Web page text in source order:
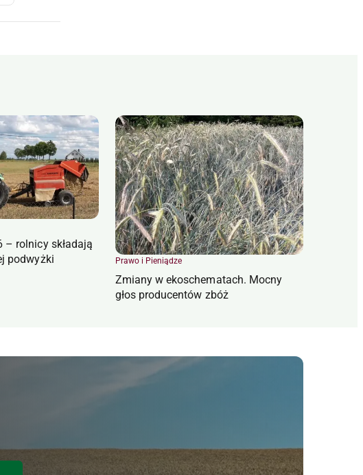
– rolnicy składają
podwyżki
Prawo i Pieniądze
Zmiany w ekoschematach. Mocny
głos producentów zbóż